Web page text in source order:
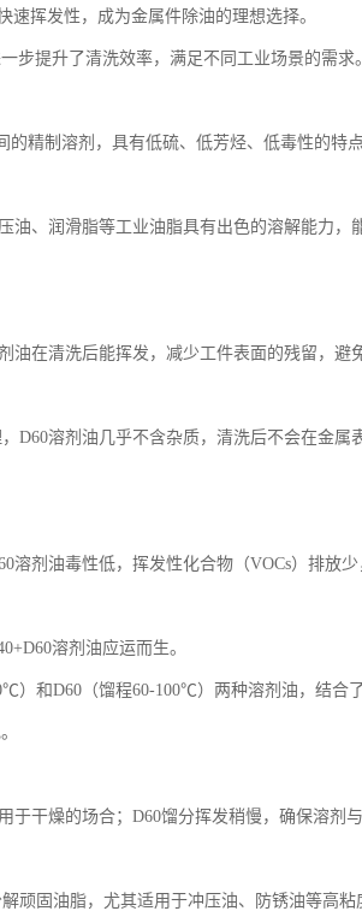
速挥发性，成为金属件除油的理想选择。
步提升了清洗效率，满足不同工业场景的需求
的精制溶剂，具有低硫、低芳烃、低毒性的特
油、润滑脂等工业油脂具有出色的溶解能力
油在清洗后能挥发，减少工件表面的残留，避
D60溶剂油几乎不含杂质，清洗后不会在金
溶剂油毒性低，挥发性化合物（VOCs）排放
溶剂油应运而生。
）和D60（馏程60-100℃）两种溶剂油，结合
于干燥的场合；D60馏分挥发稍慢，确保溶剂
顽固油脂，尤其适用于冲压油、防锈油等高粘